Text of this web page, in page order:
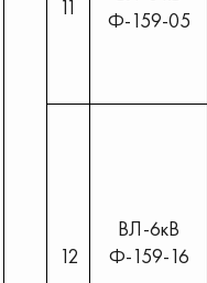
11
Ф-159-05
12
ВЛ-6кВ
Ф-159-16